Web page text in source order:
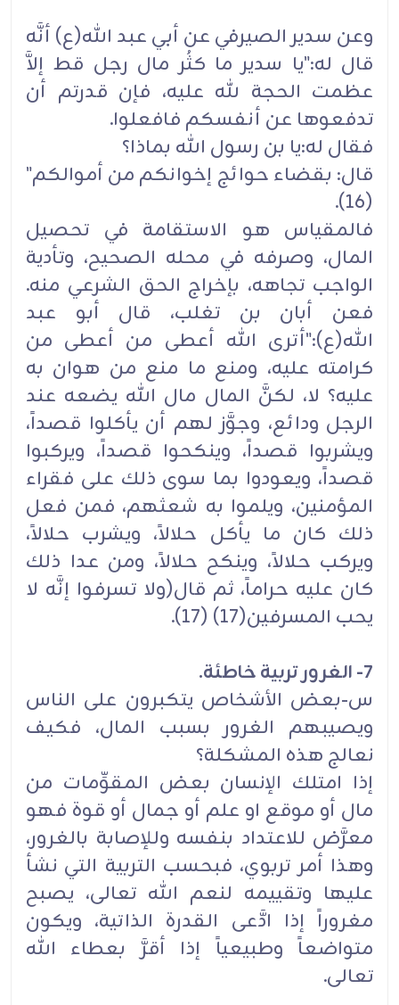
وعن سدير الصيرفي عن أبي عبد الله(ع) أنَّه
قال له:"يا سدير ما كثُر مال رجل قط إلاَّ
عظمت الحجة لله عليه، فإن قدرتم أن
تدفعوها عن أنفسكم فافعلوا.
فقال له:يا بن رسول الله بماذا؟
قال: بقضاء حوائج إخوانكم من أموالكم"
(16).
فالمقياس هو الاستقامة في تحصيل
المال، وصرفه في محله الصحيح، وتأدية
الواجب تجاهه، بإخراج الحق الشرعي منه.
فعن أبان بن تغلب، قال أبو عبد
الله(ع):"أترى الله أعطى من أعطى من
كرامته عليه، ومنع ما منع من هوان به
عليه؟ لا، لكنَّ المال مال الله يضعه عند
الرجل ودائع، وجوَّز لهم أن يأكلوا قصداً،
ويشربوا قصداً، وينكحوا قصداً، ويركبوا
قصداً، ويعودوا بما سوى ذلك على فقراء
المؤمنين، ويلموا به شعثهم، فمن فعل
ذلك كان ما يأكل حلالاً، ويشرب حلالاً،
ويركب حلالاً، وينكح حلالاً، ومن عدا ذلك
كان عليه حراماً، ثم قال(ولا تسرفوا إنَّه لا
يحب المسرفين(17) (17).
7- الغرور تربية خاطئة.
س-بعض الأشخاص يتكبرون على الناس
ويصيبهم الغرور بسبب المال، فكيف
نعالج هذه المشكلة؟
إذا امتلك الإنسان بعض المقوِّمات من
مال أو موقع او علم أو جمال أو قوة فهو
معرَّض للاعتداد بنفسه وللإصابة بالغرور،
وهذا أمر تربوي، فبحسب التربية التي نشأ
عليها وتقييمه لنعم الله تعالى، يصبح
مغروراً إذا ادَّعى القدرة الذاتية، ويكون
متواضعاً وطبيعياً إذا أقرَّ بعطاء الله
تعالى.